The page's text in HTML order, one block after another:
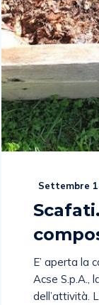
Settembre
E’ aperta la
Acse S.p.A.,
dell’attività.